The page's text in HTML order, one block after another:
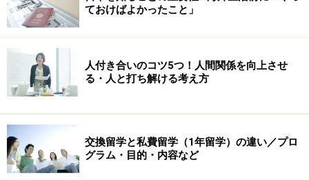
ておけばよかったこと」
人付き合いのコツ5つ！人間関係を向上させ
る・人と打ち解ける考え方
交換留学と私費留学（1年留学）の違い／プロ
グラム・目的・内容など